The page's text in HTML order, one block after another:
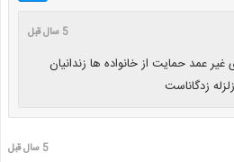
5 سال قبل
عمد حمایت از خانواده ها زندانیان
زدگاناست
5 سال قبل